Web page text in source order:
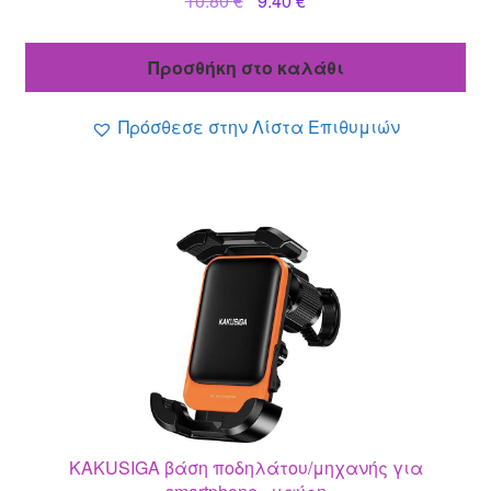
10.80 €.είναι:
Προσθήκη στο καλάθι
Πρόσθεσε στην Λίστα Επιθυμιών
KAKUSIGA βάση ποδηλάτου/μηχανής για